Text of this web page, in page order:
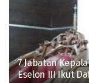
7 Jabatan
Eselon III Ikut